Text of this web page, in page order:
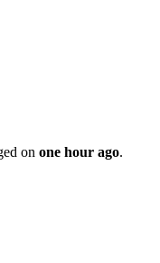
on one hour ago.